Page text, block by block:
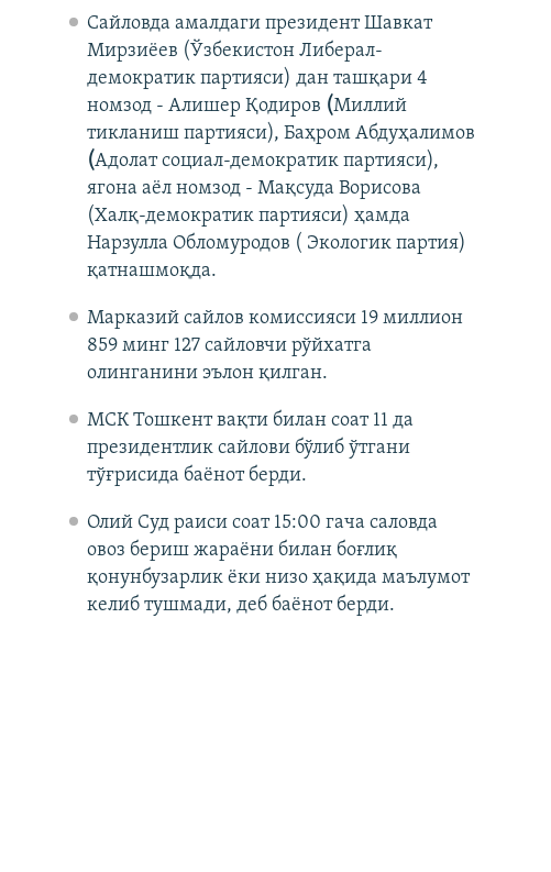
Сайловда амалдаги президент Шавкат
Мирзиёев (Ўзбекистон Либерал-
демократик партияси) дан ташқари 4
номзод - Алишер Қодиров (Миллий
тикланиш партияси), Баҳром Абдуҳалимов
(Адолат социал-демократик партияси),
ягона аёл номзод - Мақсуда Ворисова
(Халқ-демократик партияси) ҳамда
Нарзулла Обломуродов ( Экологик партия)
қатнашмоқда.
Марказий сайлов комиссияси 19 миллион
859 минг 127 сайловчи рўйхатга
олинганини эълон қилган.
МСК Тошкент вақти билан соат 11 да
президентлик сайлови бўлиб ўтгани
тўғрисида баёнот берди.
Олий Суд раиси соат 15:00 гача саловда
овоз бериш жараёни билан боғлиқ
қонунбузарлик ёки низо ҳақида маълумот
келиб тушмади, деб баёнот берди.